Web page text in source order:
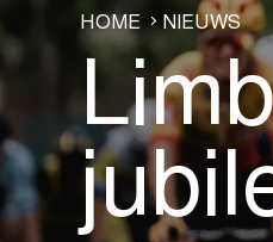
HOME NIEUWS